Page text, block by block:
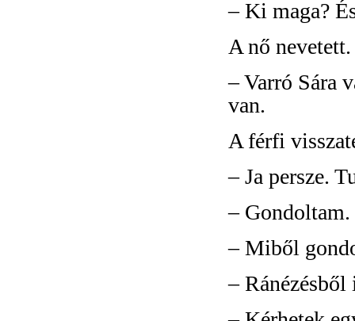
– Ki maga?
A nő nevetett.
– Varró Sára
van.
A férfi
– Ja persze.
– Gondoltam.
– Miből
–